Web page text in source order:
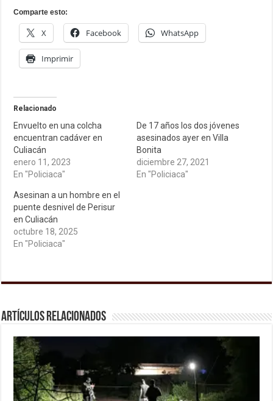
Comparte esto:
X Facebook WhatsApp
Imprimir
Relacionado
Envuelto en una colcha
encuentran cadáver en
Culiacán
enero 11, 2023
En "Policiaca"
De 17 años los dos jóvenes
asesinados ayer en Villa
Bonita
diciembre 27, 2021
En "Policiaca"
Asesinan a un hombre en el
puente desnivel de Perisur
en Culiacán
octubre 18, 2025
En "Policiaca"
Artículos relacionados